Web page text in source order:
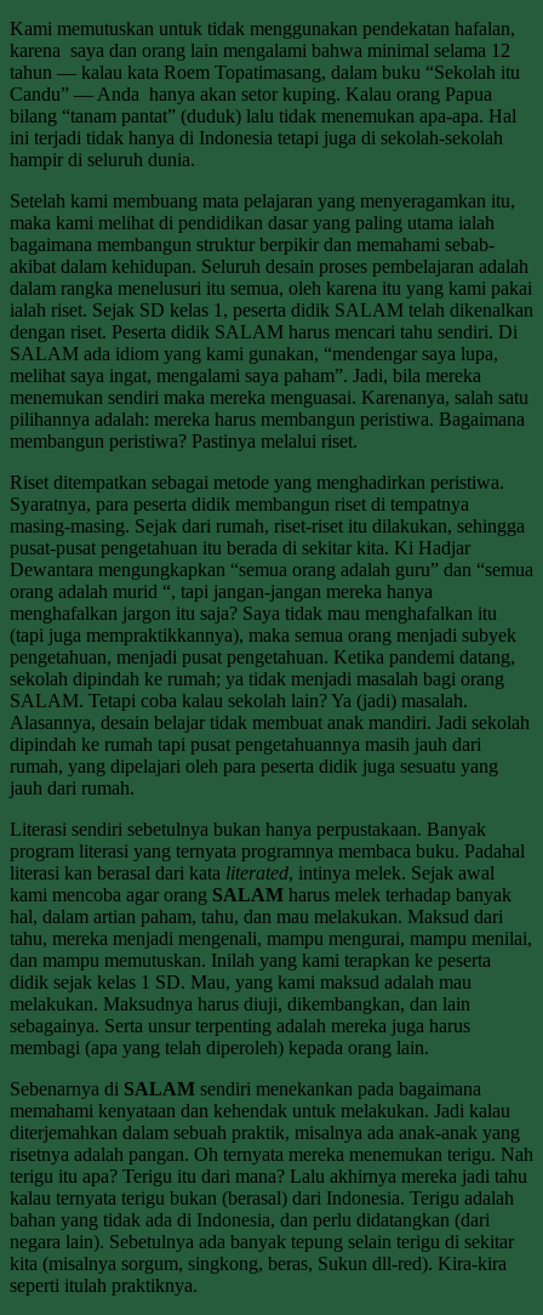
Kami memutuskan untuk tidak menggunakan pendekatan hafalan,
karena saya dan orang lain mengalami bahwa minimal selama 12
tahun — kalau kata Roem Topatimasang, dalam buku “Sekolah itu
Candu” — Anda hanya akan setor kuping. Kalau orang Papua
bilang “tanam pantat” (duduk) lalu tidak menemukan apa-apa. Hal
ini terjadi tidak hanya di Indonesia tetapi juga di sekolah-sekolah
hampir di seluruh dunia.
Setelah kami membuang mata pelajaran yang menyeragamkan itu,
maka kami melihat di pendidikan dasar yang paling utama ialah
bagaimana membangun struktur berpikir dan memahami sebab-
akibat dalam kehidupan. Seluruh desain proses pembelajaran adalah
dalam rangka menelusuri itu semua, oleh karena itu yang kami pakai
ialah riset. Sejak SD kelas 1, peserta didik SALAM telah dikenalkan
dengan riset. Peserta didik SALAM harus mencari tahu sendiri. Di
SALAM ada idiom yang kami gunakan, “mendengar saya lupa,
melihat saya ingat, mengalami saya paham”. Jadi, bila mereka
menemukan sendiri maka mereka menguasai. Karenanya, salah satu
pilihannya adalah: mereka harus membangun peristiwa. Bagaimana
membangun peristiwa? Pastinya melalui riset.
Riset ditempatkan sebagai metode yang menghadirkan peristiwa.
Syaratnya, para peserta didik membangun riset di tempatnya
masing-masing. Sejak dari rumah, riset-riset itu dilakukan, sehingga
pusat-pusat pengetahuan itu berada di sekitar kita. Ki Hadjar
Dewantara mengungkapkan “semua orang adalah guru” dan “semua
orang adalah murid “, tapi jangan-jangan mereka hanya
menghafalkan jargon itu saja? Saya tidak mau menghafalkan itu
(tapi juga mempraktikkannya), maka semua orang menjadi subyek
pengetahuan, menjadi pusat pengetahuan. Ketika pandemi datang,
sekolah dipindah ke rumah; ya tidak menjadi masalah bagi orang
SALAM. Tetapi coba kalau sekolah lain? Ya (jadi) masalah.
Alasannya, desain belajar tidak membuat anak mandiri. Jadi sekolah
dipindah ke rumah tapi pusat pengetahuannya masih jauh dari
rumah, yang dipelajari oleh para peserta didik juga sesuatu yang
jauh dari rumah.
Literasi sendiri sebetulnya bukan hanya perpustakaan. Banyak
program literasi yang ternyata programnya membaca buku. Padahal
literasi kan berasal dari kata literated, intinya melek. Sejak awal
kami mencoba agar orang SALAM harus melek terhadap banyak
hal, dalam artian paham, tahu, dan mau melakukan. Maksud dari
tahu, mereka menjadi mengenali, mampu mengurai, mampu menilai,
dan mampu memutuskan. Inilah yang kami terapkan ke peserta
didik sejak kelas 1 SD. Mau, yang kami maksud adalah mau
melakukan. Maksudnya harus diuji, dikembangkan, dan lain
sebagainya. Serta unsur terpenting adalah mereka juga harus
membagi (apa yang telah diperoleh) kepada orang lain.
Sebenarnya di SALAM sendiri menekankan pada bagaimana
memahami kenyataan dan kehendak untuk melakukan. Jadi kalau
diterjemahkan dalam sebuah praktik, misalnya ada anak-anak yang
risetnya adalah pangan. Oh ternyata mereka menemukan terigu. Nah
terigu itu apa? Terigu itu dari mana? Lalu akhirnya mereka jadi tahu
kalau ternyata terigu bukan (berasal) dari Indonesia. Terigu adalah
bahan yang tidak ada di Indonesia, dan perlu didatangkan (dari
negara lain). Sebetulnya ada banyak tepung selain terigu di sekitar
kita (misalnya sorgum, singkong, beras, Sukun dll-red). Kira-kira
seperti itulah praktiknya.